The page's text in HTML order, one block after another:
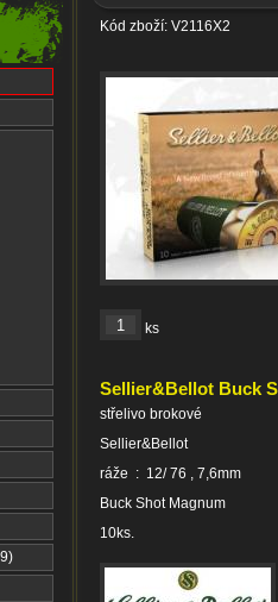
Kód zboží: V2116X2
ks
Sellier&Bellot Buck
střelivo brokové
Sellier&Bellot
ráže : 12/ 76 , 7,6mm
Buck Shot Magnum
10ks.